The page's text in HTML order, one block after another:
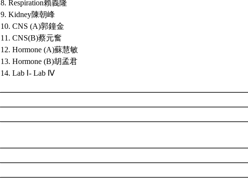
8. Respiration賴義隆
9. Kidney陳朝峰
10. CNS (A)郭鐘金
11. CNS(B)蔡元奮
12. Hormone (A)蘇慧敏
13. Hormone (B)胡孟君
14. Lab Ⅰ- Lab Ⅳ